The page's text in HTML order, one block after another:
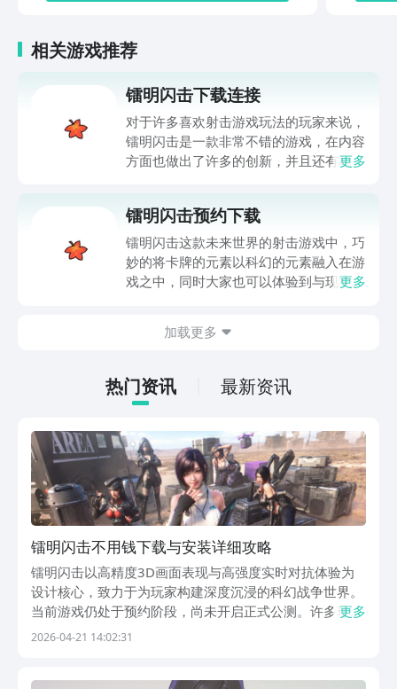
相关游戏推荐
镭明闪击下载连接
对于许多喜欢射击游戏玩法的玩家来说，
镭明闪击是一款非常不错的游戏，在内容
方面也做出了许多的创新，并且还有相关
验这款游戏的玩法了，游戏不久之前就已
经开启了测试，等后续上线应该不会太
久，在游戏中还添加了卡牌的元素进来，
整体的画面也采用科幻的风格，更加的新
更多
镭明闪击预约下载
镭明闪击这款未来世界的射击游戏中，巧
妙的将卡牌的元素以科幻的元素融入在游
戏之中，同时大家也可以体验到与现实生
常的好奇，游戏虽然没有正式的上线推
好的来进行优化和升级，在游戏中，整体
的画面呈现也非常的精致，可以给予大家
更多
加载更多
热门资讯 最新资讯
镭明闪击不用钱下载与安装详细攻略
镭明闪击以高精度3D画面表现与高强度实时对抗体验为
设计核心，致力于为玩家构建深度沉浸的科幻战争世界。
当前游戏仍处于预约阶段，尚未开启正式公测。许多玩家
朋友关注的核心问题集中在：镭明闪击如何免费下载安
更多
2026-04-21 14:02:31